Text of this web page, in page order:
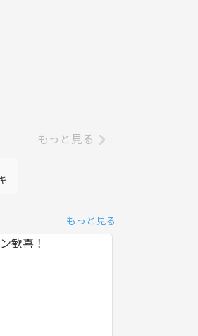
もっと見る
もっと見る